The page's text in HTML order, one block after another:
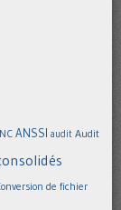
ANSSI audit Audit
de fichier